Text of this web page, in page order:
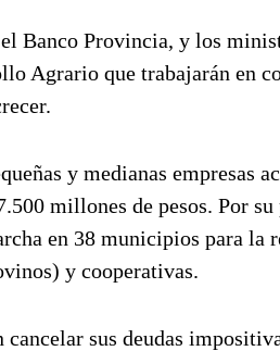
Banco Provincia, y los
Agrario que trabajarán en
y medianas empresas
millones de pesos. Por su
en 38 municipios para la
y cooperativas.
sus deudas